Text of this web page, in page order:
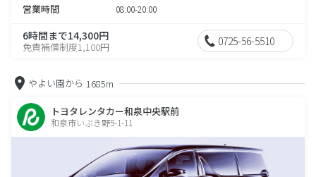
営業時間 08:00-20:00
6時間まで14,300円
免責補償制度1,100円 0725-56-5510
やよい園から 1685m
トヨタレンタカー和泉中央駅前
和泉市いぶき野5-1-11